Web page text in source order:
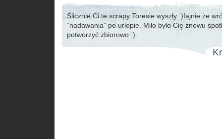
Ślicznie Ci te scrapy Toresie wyszły :)fajnie że
“nadawania” po urlopie. Miło było Cię znowu
potworzyć zbiorowo :).